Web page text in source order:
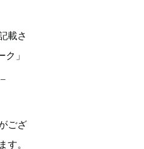
載さ
」
ござ
す。